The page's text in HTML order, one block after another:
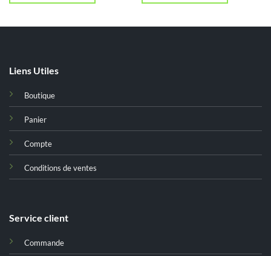
Liens Utiles
Boutique
Panier
Compte
Conditions de ventes
Service client
Commande